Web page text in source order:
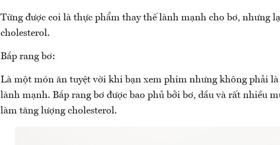
Từng được coi là thực phẩm thay thế lành mạnh cho bơ, nhưng
cholesterol.
Bắp rang bơ:
Là một món ăn tuyệt vời khi bạn xem phim nhưng không phải
lành mạnh. Bắp rang bơ được bao phủ bởi bơ, dầu và rất nhiều
làm tăng lượng cholesterol.